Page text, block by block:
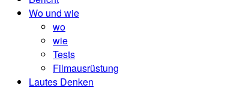
Wo und wie
wo
wie
Tests
Filmausrüstung
Lautes Denken